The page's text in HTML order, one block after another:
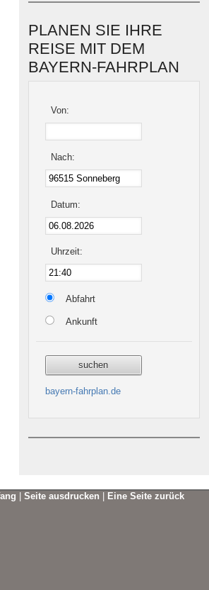
PLANEN SIE IHRE
REISE MIT DEM
BAYERN-FAHRPLAN
Von:
Nach:
Datum:
Uhrzeit:
Abfahrt
Ankunft
bayern-fahrplan.de
Seite ausdrucken Eine Seite zurück